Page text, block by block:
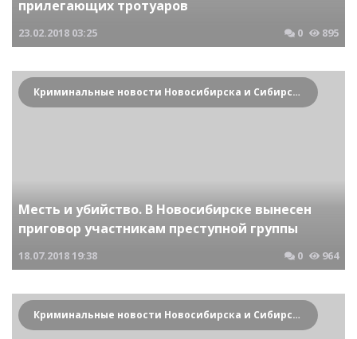
прилегающих тротуаров
23.02.2018 03:25 0 895
Криминальные новости Новосибирска и Сибирского региона
Месть и убийство. В Новосибирске вынесен
приговор участникам преступной группы
18.07.201819:38 0 964
Криминальные новости Новосибирска и Сибирского региона